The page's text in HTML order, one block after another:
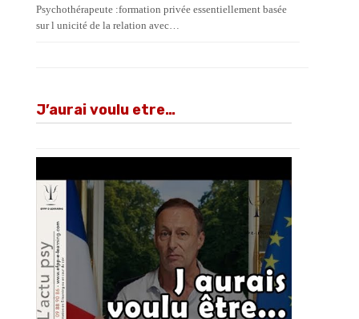
Psychothérapeute :formation privée essentiellement basée
sur l unicité de la relation avec…
J’aurai voulu etre…